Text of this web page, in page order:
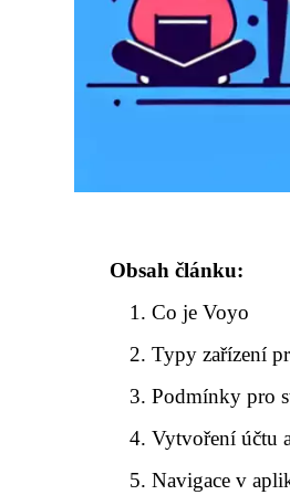
Obsah článku:
Co je Voyo
Typy zařízení
Podmínky pro
Vytvoření účtu
Navigace v